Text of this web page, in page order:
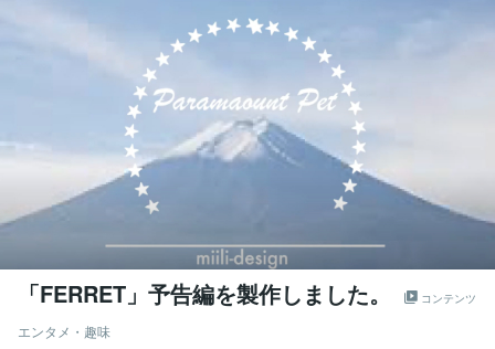
「FERRET」予告編を製作しました。 コンテンツ
エンタメ・趣味